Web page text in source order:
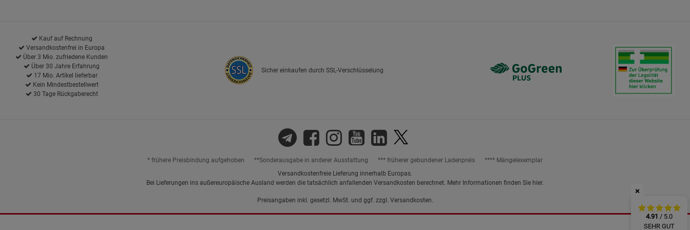
×
4.91 / 5.0
SEHR GUT
Kauf auf Rechnung
Versandkostenfrei in Europa
Über 3 Mio. zufriedene Kunden
Über 30 Jahre Erfahrung
17 Mio. Artikel lieferbar
Kein Mindestbestellwert
30 Tage Rückgaberecht
Sicher einkaufen durch SSL-Verschlüsselung
* frühere Preisbindung aufgehoben **Sonderausgabe in anderer Ausstattung *** früherer gebundener Ladenpreis
**** Mängelexemplar
Versandkostenfreie Lieferung innerhalb Europas.
Bei Lieferungen ins außereuropäische Ausland werden die tatsächlich anfallenden Versandkosten berechnet. Mehr Informationen finden Sie hier.
Preisangaben inkl. gesetzl. MwSt. und ggf. zzgl. Versandkosten.